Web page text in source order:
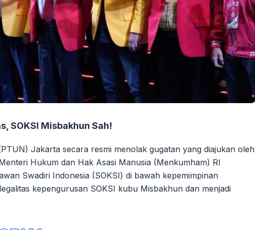
SOKSI Misbakhun Sah!
Jakarta secara resmi menolak gugatan yang diajukan oleh
Hukum dan Hak Asasi Manusia (Menkumham) RI
Swadiri Indonesia (SOKSI) di bawah kepemimpinan
kepengurusan SOKSI kubu Misbakhun dan menjadi